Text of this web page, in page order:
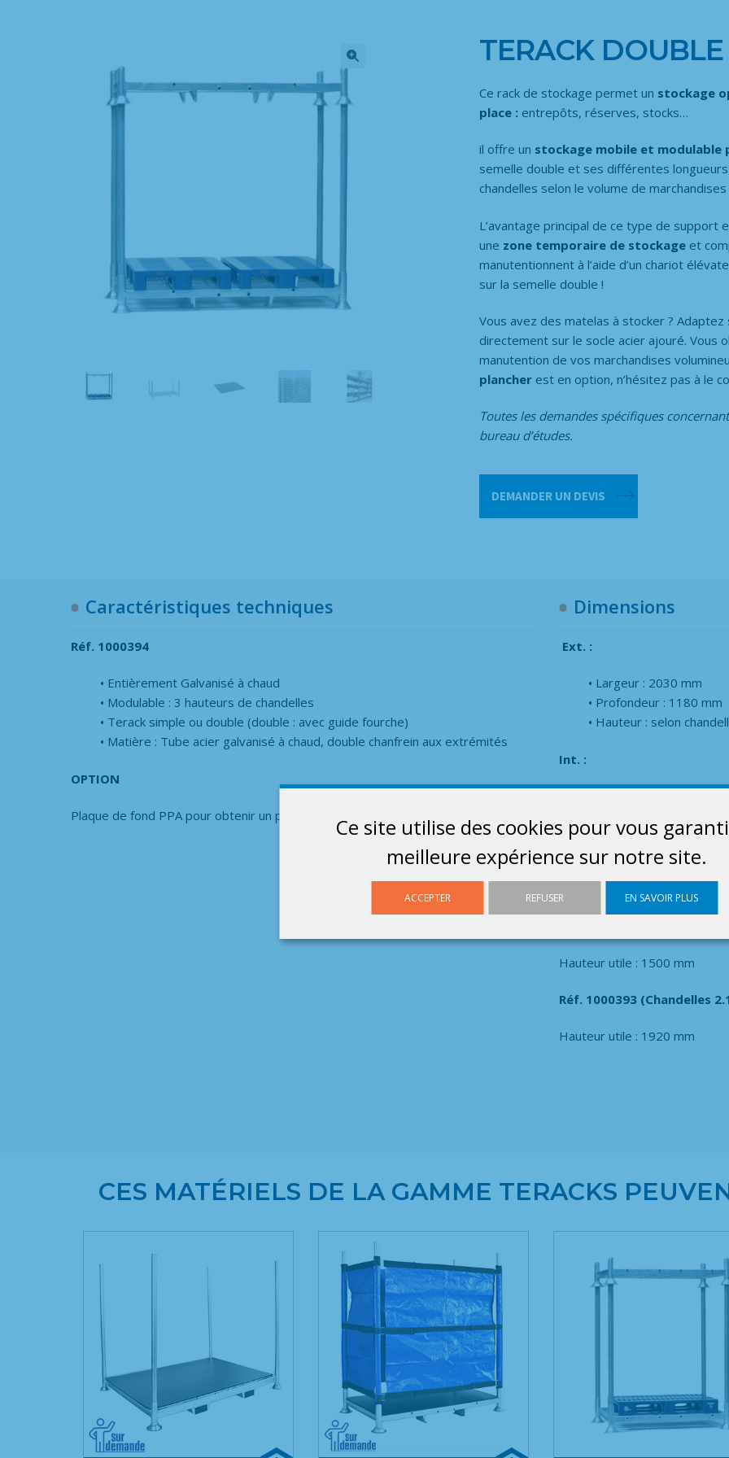
Ce site utilise des cookies pour vous
meilleure expérience sur notre site.
ACCEPTER REFUSER EN SAVOIR PLUS
TERACK
Ce rack de stockage permet un stockage
place : entrepôts, réserves, stocks…
il offre un stockage mobile et modulable
semelle double et ses différentes
chandelles selon le volume de
L’avantage principal de ce type de
une zone temporaire de stockage et
manutentionnent à l’aide d’un chariot
sur la semelle double !
Vous avez des matelas à stocker ? Adaptez
directement sur le socle acier ajouré. Vous
manutention de vos marchandises
plancher est en option, n’hésitez pas à le
Toutes les demandes spécifiques
bureau d’études.
de
Terack
DEMANDER UN DEVIS
Caractéristiques techniques
Réf. 1000394
Entièrement Galvanisé à chaud
Modulable : 3 hauteurs de chandelles
Terack simple ou double (double : avec guide fourche)
Matière : Tube acier galvanisé à chaud, double chanfrein aux extrémités
OPTION
Plaque de fond PPA pour obtenir un plancher plein –
Dimensions
Ext. :
Largeur : 2030 mm
Profondeur : 1180 mm
Hauteur : selon
Int. :
Réf. 1000391 (Chandelles
Hauteur utile : 1500 mm
Réf. 1000393 (Chandelles
Hauteur utile : 1920 mm
CES MATÉRIELS DE LA GAMME TERACKS